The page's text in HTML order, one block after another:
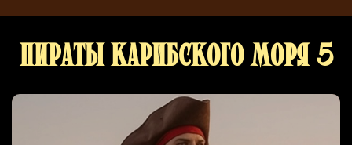
Пираты Карибского Моря 5